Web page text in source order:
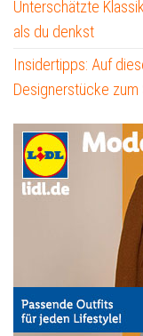
Unterschätzte
als du denkst
Insidertipps: Auf
Designerstücke